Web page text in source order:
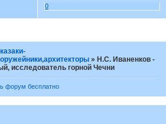
0
казаки-
» Н.С. Иваненков -
исследователь горной Чечни
форум бесплатно